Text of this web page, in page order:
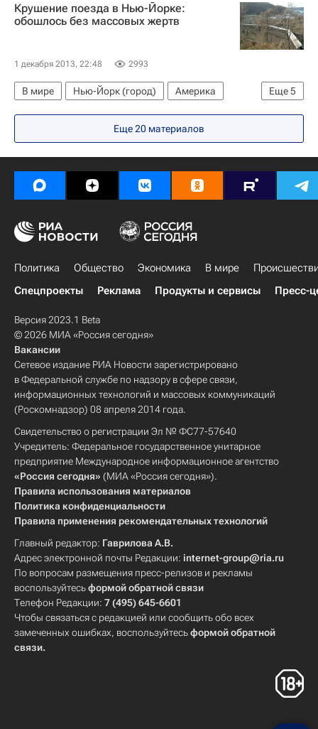
РПЛ 2026-2027 (Чемпионат России по футболу)
Дмитрий Белоруков
Крушение поезда в Нью-Йорке:
обошлось без массовых жертв
1 декабря 2013, 22:48 2993
Еще5
В мире Нью-Йорк (город)
Америка
Весь мир
Северная Америка
США
Крушение поезда в Нью-Йорке
Еще 20 материалов
Политика Общество Экономика В мире
Спецпроекты
Реклама Продукты и сервисы Пресс-
Версия 2023.1 Beta
© 2026 МИА «Россия сегодня»
Вакансии
Сетевое издание РИА Новости зарегистрировано
в Федеральной службе по надзору в сфере связи,
информационных технологий и массовых коммуникаций
(Роскомнадзор) 08 апреля 2014 года.
Свидетельство о регистрации Эл № ФС77-57640
Учредитель: Федеральное государственное унитарное
предприятие Международное информационное агентство
«Россия сегодня» (МИА «Россия сегодня»).
Правила использования материалов
Политика конфиденциальности
Правила применения рекомендательных технологий
Главный редактор: Гаврилова А.В.
Адрес электронной почты Редакции: internet-group@ria.ru
По вопросам размещения пресс-релизов и рекламы
воспользуйтесьформой обратной связи
Телефон Редакции: 7 (495) 645-6601
Чтобы связаться с редакцией или сообщить обо всех
замеченных ошибках, воспользуйтесьформой обратной
связи.